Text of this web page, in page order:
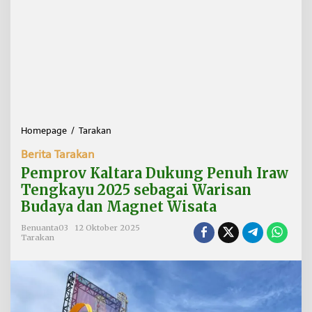
Homepage / Tarakan
p
r
o
v
a
a
D
Berita Tarakan
Pemprov Kaltara Dukung Penuh Iraw
Tengkayu 2025 sebagai Warisan
Budaya dan Magnet Wisata
Benuanta03
12 Oktober 2025
Tarakan